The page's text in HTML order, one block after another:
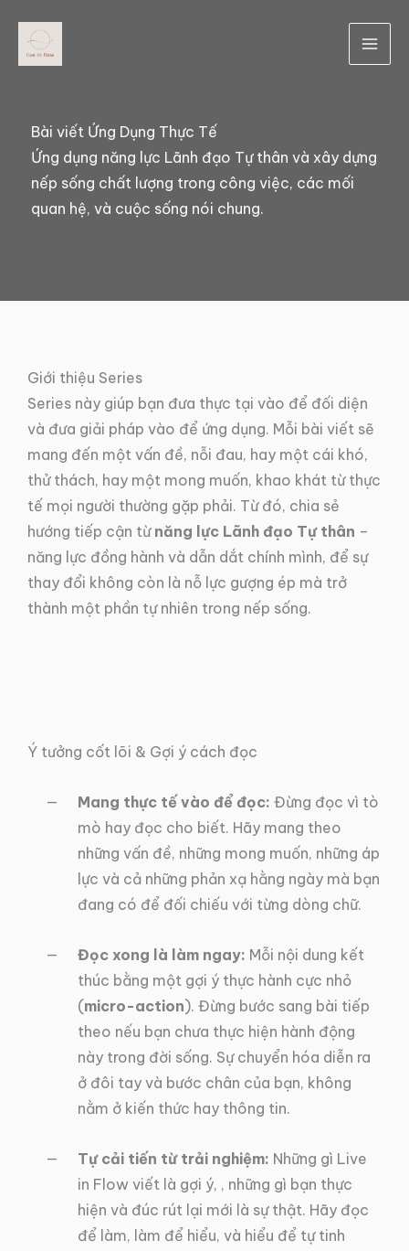
content
Bài viết Ứng Dụng Thực Tế
Ứng dụng năng lực Lãnh đạo Tự thân và xây dựng
nếp sống chất lượng trong công việc, các mối
quan hệ, và cuộc sống nói chung.
Giới thiệu Series
Series này giúp bạn đưa thực tại vào để đối diện
và đưa giải pháp vào để ứng dụng. Mỗi bài viết sẽ
mang đến một vấn đề, nỗi đau, hay một cái khó,
thử thách, hay một mong muốn, khao khát từ thực
tế mọi người thường gặp phải. Từ đó, chia sẻ
hướng tiếp cận từ năng lực Lãnh đạo Tự thân –
năng lực đồng hành và dẫn dắt chính mình, để sự
thay đổi không còn là nỗ lực gượng ép mà trở
thành một phần tự nhiên trong nếp sống.
Ý tưởng cốt lõi & Gợi ý cách đọc
Mang thực tế vào để đọc: Đừng đọc vì tò
mò hay đọc cho biết. Hãy mang theo
những vấn đề, những mong muốn, những áp
lực và cả những phản xạ hằng ngày mà bạn
đang có để đối chiếu với từng dòng chữ.
Đọc xong là làm ngay: Mỗi nội dung kết
thúc bằng một gợi ý thực hành cực nhỏ
(micro-action). Đừng bước sang bài tiếp
theo nếu bạn chưa thực hiện hành động
này trong đời sống. Sự chuyển hóa diễn ra
ở đôi tay và bước chân của bạn, không
nằm ở kiến thức hay thông tin.
Tự cải tiến từ trải nghiệm: Những gì Live
in Flow viết là gợi ý, , những gì bạn thực
hiện và đúc rút lại mới là sự thật. Hãy đọc
để làm, làm để hiểu, và hiểu để tự tinh